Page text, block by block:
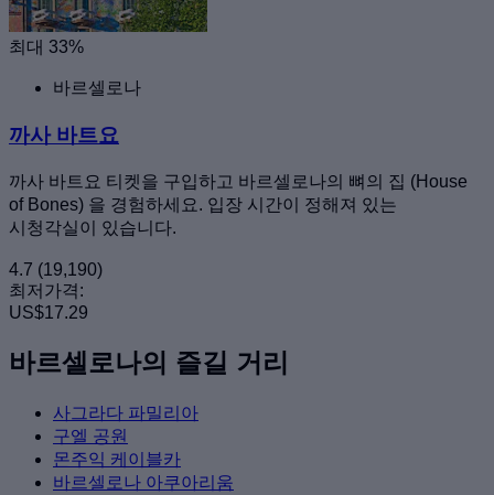
최대 33%
바르셀로나
까사 바트요
까사 바트요 티켓을 구입하고 바르셀로나의 뼈의 집 (House
of Bones) 을 경험하세요. 입장 시간이 정해져 있는
시청각실이 있습니다.
4.7 (19,190)
최저가격:
US$17.29
바르셀로나의 즐길 거리
사그라다 파밀리아
구엘 공원
몬주익 케이블카
바르셀로나 아쿠아리움